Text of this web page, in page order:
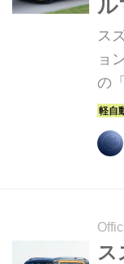
ル
ス
ョ
の
勝
含
ス